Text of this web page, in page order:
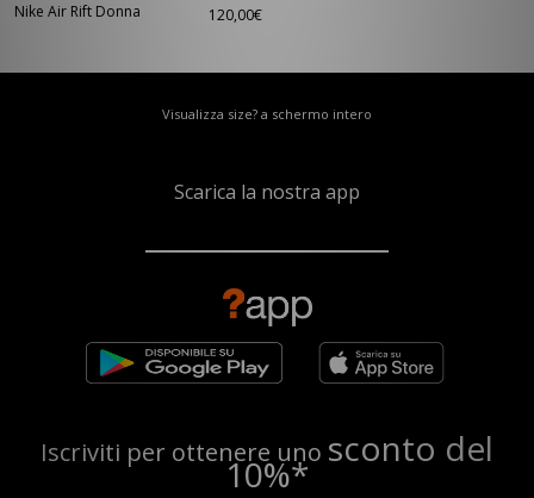
Nike Air Rift Donna 120,00€
Visualizza size? a schermo intero
Scarica la nostra app
Iscriviti per ottenere uno sconto del
10%*